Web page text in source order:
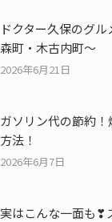
ドクター久保のグル
森町・木古内町～
2026年6月21日
ガソリン代の節約
方法！
2026年6月7日
実はこんな一面も❣